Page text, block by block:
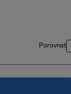
Porovnat